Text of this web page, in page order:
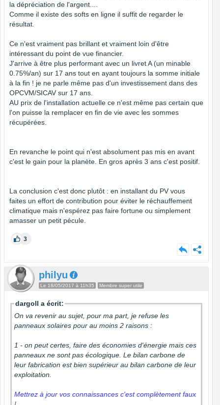
la dépréciation de l'argent....
Comme il existe des softs en ligne il suffit de regarder le
résultat.
Ce n'est vraiment pas brillant et vraiment loin d'être
intéressant du point de vue financier.
J'arrive à être plus performant avec un livret A (un minable
0.75%/an) sur 17 ans tout en ayant toujours la somme initiale
à la fin ! je ne parle même pas d'un investissement dans des
OPCVM/SICAV sur 17 ans.
AU prix de l'installation actuelle ce n'est même pas certain que
l'on puisse la remplacer en fin de vie avec les sommes
récupérées.
En revanche le point qui n'est absolument pas mis en avant
c'est le gain pour la planète. En gros après 3 ans c'est positif.
La conclusion c'est donc plutôt : en installant du PV vous
faites un effort de contribution pour éviter le réchauffement
climatique mais n'espérez pas faire fortune ou simplement
amasser un petit pécule.
3
philyu
Le 18/05/2017 à 11h35 Membre super utile
dargoll a écrit:
On va revenir au sujet, pour ma part, je refuse les
panneaux solaires pour au moins 2 raisons :
1 - on peut certes, faire des économies d'énergie mais ces
panneaux ne sont pas écologique. Le bilan carbone de
leur fabrication est bien supérieur au bilan carbone de leur
exploitation.
Mettrez à jour vos connaissances c'est complètement faux